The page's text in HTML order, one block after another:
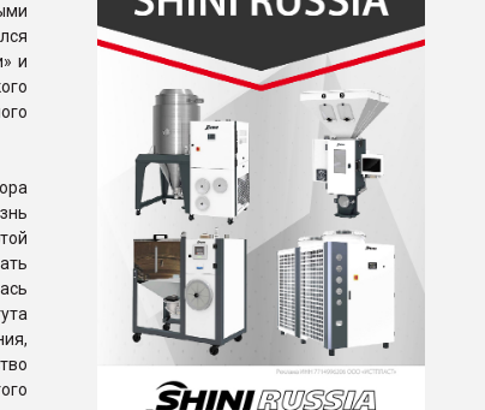
и